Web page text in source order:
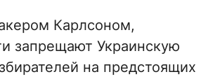
Карлсоном,
запрещают Украинскую
на предстоящих